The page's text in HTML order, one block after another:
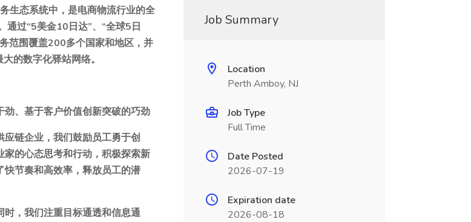
生态系统中，是电商物流行业的全
过“5美金10日达”、“全球5日
范围覆盖200多个国家和地区，并
的数字化驿站网络。
、基于客户价值创新突破的巧劲
链企业，我们鼓励员工勇于创
的心态思考和行动，积极探索新
节奏和高效率，释放员工的潜
，我们注重目标通透和信息通
Job Summary
Location
Perth Amboy, NJ
Job Type
Full Time
Date Posted
2026-07-19
Expiration date
2026-08-18